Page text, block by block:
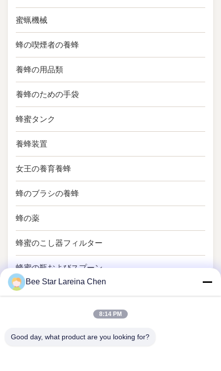
蜜蝋機械
蜂の喫煙者の養蜂
養蜂の用品類
養蜂のための手袋
蜂蜜タンク
養蜂装置
女王の養育養蜂
蜂のブラシの養蜂
蜂の薬
蜂蜜のこし器フィルター
蜂蜜の瓶およびスプーン
Bee Star Lareina Chen
8:14 PM
Good day, what product are you looking for?